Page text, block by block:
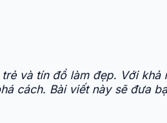
và tín đồ làm đẹp. Với
cách. Bài viết này sẽ đưa